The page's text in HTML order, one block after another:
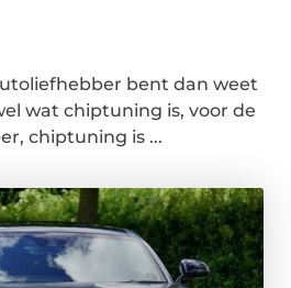
bent dan weet
wat chiptuning is, voor de
chiptuning is ...